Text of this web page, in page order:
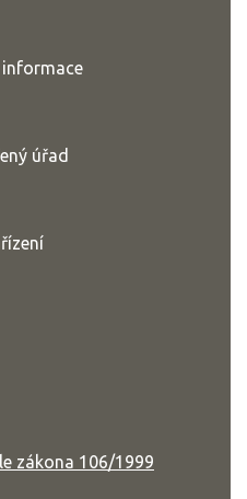
informace
úřad
zákona 106/1999